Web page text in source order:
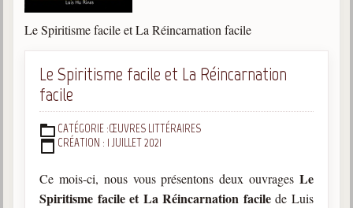
Belgique, Lux. et Canada
Fédérations spirites
Médias spirites
Le Spiritisme facile et La Réincarnation facile
Le Spiritisme facile et La Réincarnation
facile
DÉTAILS
CATÉGORIE :ŒUVRES LITTÉRAIRES
CRÉATION : 1 JUILLET 2021
Ce mois-ci, nous vous présentons deux ouvrages Le
Spiritisme facile et La Réincarnation facilede Luis